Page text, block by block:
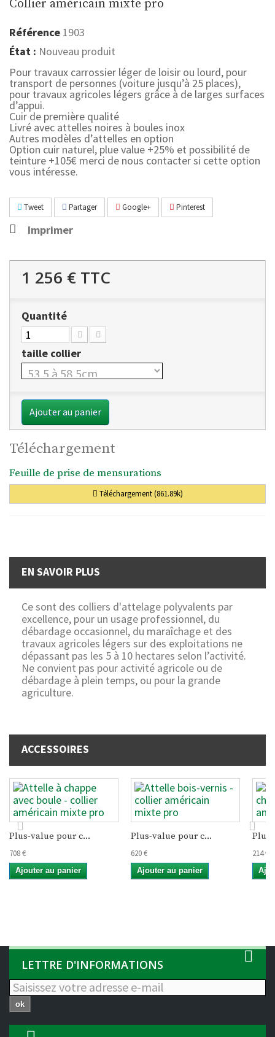
Collier américain mixte pro
Référence 1903
État : Nouveau produit
Pour travaux carrossier léger de loisir ou lourd, pour
transport de personnes (voiture jusqu’à 25 places),
pour travaux agricoles légers grâce à de larges surfaces
d’appui.
Cuir de première qualité
Livré avec attelles noires à boules inox
Autres modèles d’attelles en option
Option cuir naturel, plue value +25% et possibilité de
teinture +105€ merci de nous contacter si cette option
vous intéresse.
Tweet Partager Google+ Pinterest
Imprimer
1 256 € TTC
Quantité
taille collier
Ajouter au panier
Téléchargement
Feuille de prise de mensurations
Téléchargement (861.89k)
EN SAVOIR PLUS
Ce sont des colliers d'attelage polyvalents par
excellence, pour un usage professionnel, du
débardage occasionnel, du maraîchage et des
travaux agricoles légers sur des exploitations ne
dépassant pas les 5 à 10 hectares selon l’activité.
Ne convient pas pour activité agricole ou de
débardage à plein temps, ou pour la grande
agriculture.
ACCESSOIRES
Plus-value pour c...
708 €
Ajouter au panier
Plus-value pour c...
620 €
Ajouter au panier
214 €
LETTRE D'INFORMATIONS
ok